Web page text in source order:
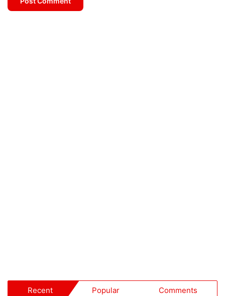
Recent Popular Comments